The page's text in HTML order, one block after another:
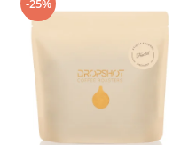
Caye
Ceramica
Chemex
Cinoart
Circular&Co. ⚡ NEW
-25%